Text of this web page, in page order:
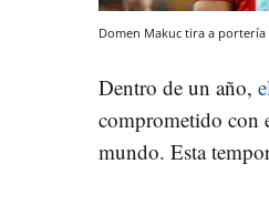
Domen Makuc tira a
Dentro de un año,
comprometido con
mundo. Esta